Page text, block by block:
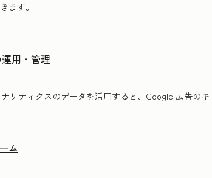
ます。
用・管理
リティクスのデータを活用すると、Google 広告の
ム